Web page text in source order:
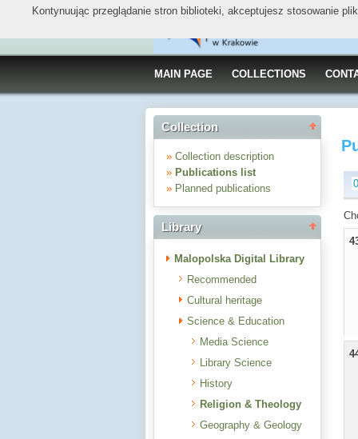
MAIN PAGE COLLECTIONS
Collection
» Collection description
» Publications list
» Planned publications
Library
Malopolska Digital Library
Recommended
Cultural heritage
Science & Education
Media Science
Library Science
History
Religion & Theology
Geography & Geology
Kontynuując przeglądanie stron biblioteki, akceptujesz stosowanie